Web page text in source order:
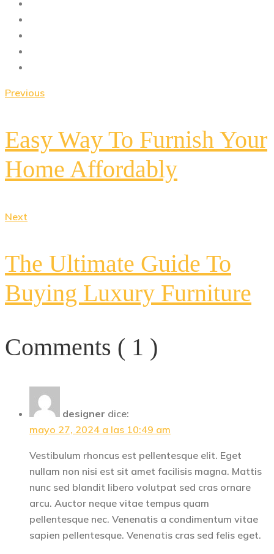
Previous
Easy Way To Furnish Your
Home Affordably
Next
The Ultimate Guide To
Buying Luxury Furniture
Comments ( 1 )
designer dice:
mayo 27, 2024 a las 10:49 am
Vestibulum rhoncus est pellentesque elit. Eget
nullam non nisi est sit amet facilisis magna. Mattis
nunc sed blandit libero volutpat sed cras ornare
arcu. Auctor neque vitae tempus quam
pellentesque nec. Venenatis a condimentum vitae
sapien pellentesque. Venenatis cras sed felis eget.